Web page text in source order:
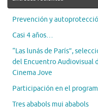
Prevención y
Casi 4 años…
“Las lunás de París”,
del Encuentro Audiovisual
Cinema Jove
Participación en el
Tres ababols mui ababols